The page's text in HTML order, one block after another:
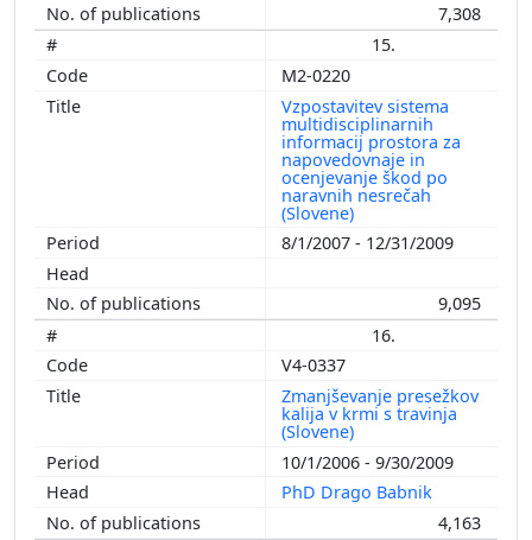
7,308
15.
M2-0220
Vzpostavitev sistema
multidisciplinarnih
informacij prostora za
napovedovnaje in
ocenjevanje škod po
naravnih nesrečah
(Slovene)
8/1/2007 - 12/31/2009
9,095
16.
V4-0337
Zmanjševanje presežkov
kalija v krmi s travinja
(Slovene)
10/1/2006 - 9/30/2009
PhD Drago Babnik
4,163